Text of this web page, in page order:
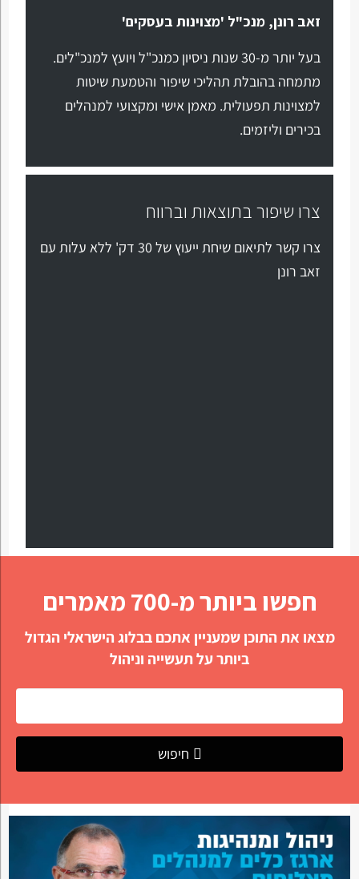
זאב רונן, מנכ"ל 'מצוינות בעסקים'
בעל יותר מ-30 שנות ניסיון כמנכ"ל ויועץ למנכ"לים.
מתמחה בהובלת תהליכי שיפור והטמעת שיטות
למצוינות תפעולית. מאמן אישי ומקצועי למנהלים
בכירים וליזמים.
צרו שיפור בתוצאות וברווח
צרו קשר לתיאום שיחת ייעוץ של 30 דק' ללא עלות עם
זאב רונן
חפשו ביותר מ-700 מאמרים
מצאו את התוכן שמעניין אתכם בבלוג הישראלי הגדול
ביותר על תעשייה וניהול
חיפוש